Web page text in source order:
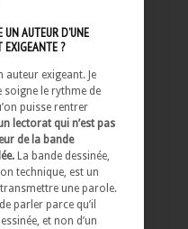
UN AUTEUR D’UNE
EXIGEANTE ?
auteur exigeant. Je
soigne le rythme de
puisse rentrer
un lectorat qui n’est pas
de la bande
La bande dessinée,
technique, est un
une parole.
parler parce qu’il
et non d’un